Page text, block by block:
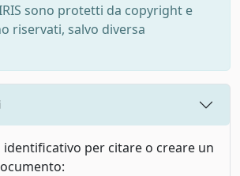
sono protetti da copyright e
riservati, salvo diversa
identificativo per citare o creare un